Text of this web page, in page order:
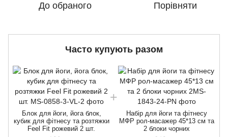
До обраного Порівняти
Часто купують разом
Блок для йоги, йога блок,
кубик для фітнесу та розтяжки
Feel Fit рожевий 2 шт.
Набір для йоги та фітнесу
МФР рол-масажер 45*13 см та
2 блоки чорних